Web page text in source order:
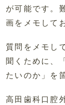
が可能です。
画をメモして
質問をメモし
聞くために、
たいのか」を
高田歯科口腔